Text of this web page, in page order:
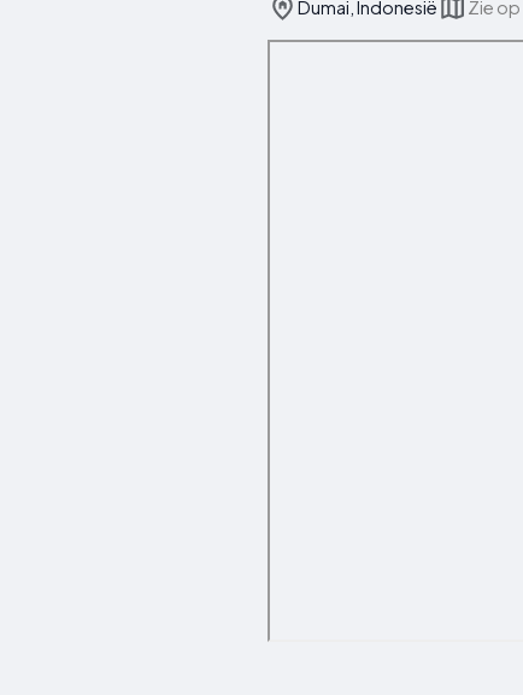
Dumai, Indonesië Zie